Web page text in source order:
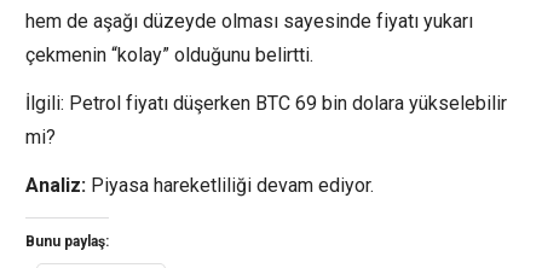
hem de aşağı düzeyde olması sayesinde fiyatı yukarı
çekmenin “kolay” olduğunu belirtti.
İlgili: Petrol fiyatı düşerken BTC 69 bin dolara yükselebilir
mi?
Analiz: Piyasa hareketliliği devam ediyor.
Bunu paylaş: